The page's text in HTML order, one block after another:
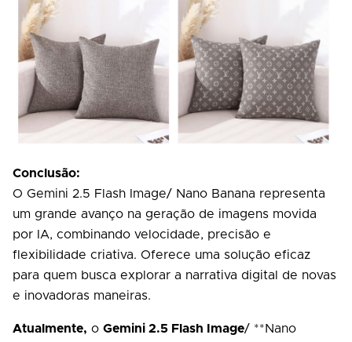
Conclusão:
O Gemini 2.5 Flash Image/ Nano Banana representa
um grande avanço na geração de imagens movida
por IA, combinando velocidade, precisão e
flexibilidade criativa. Oferece uma solução eficaz
para quem busca explorar a narrativa digital de novas
e inovadoras maneiras.
Atualmente, o Gemini 2.5 Flash Image/ **Nano